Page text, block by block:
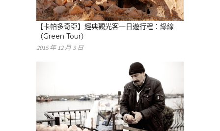
【卡帕多奇亞】經典觀光客一日遊行程：綠線
（Green Tour）
2015 年 12 月 3 日